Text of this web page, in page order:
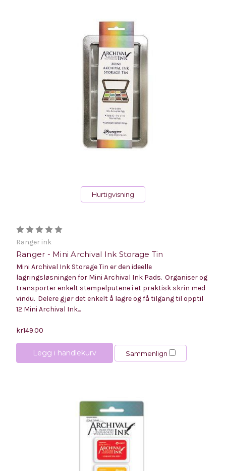
Hurtigvisning
Ranger ink
Ranger - Mini Archival Ink Storage Tin
Mini Archival Ink Storage Tin er den ideelle
lagringsløsningen for Mini Archival Ink Pads. Organiser og
transporter enkelt stempelputene i et praktisk skrin med
vindu. Delere gjør det enkelt å lagre og få tilgang til opptil
12 Mini Archival Ink...
kr149.00
Legg i handlekurv Sammenlign